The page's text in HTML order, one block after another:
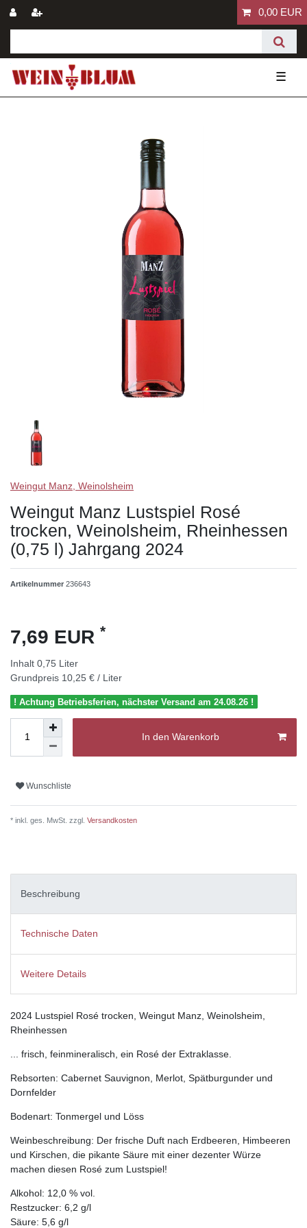
0,00 EUR
☰
Weingut Manz, Weinolsheim
Weingut Manz Lustspiel Rosé
trocken, Weinolsheim, Rheinhessen
(0,75 l) Jahrgang 2024
Artikelnummer 236643
7,69 EUR *
Inhalt 0,75 Liter
Grundpreis 10,25 € / Liter
! Achtung Betriebsferien, nächster Versand am 24.08.26 !
In den Warenkorb
Wunschliste
* inkl. ges. MwSt. zzgl. Versandkosten
Beschreibung
Technische Daten
Weitere Details
2024 Lustspiel Rosé trocken, Weingut Manz, Weinolsheim,
Rheinhessen
... frisch, feinmineralisch, ein Rosé der Extraklasse.
Rebsorten: Cabernet Sauvignon, Merlot, Spätburgunder und
Dornfelder
Bodenart: Tonmergel und Löss
Weinbeschreibung: Der frische Duft nach Erdbeeren, Himbeeren
und Kirschen, die pikante Säure mit einer dezenter Würze
machen diesen Rosé zum Lustspiel!
Alkohol: 12,0 % vol.
Restzucker: 6,2 g/l
Säure: 5,6 g/l